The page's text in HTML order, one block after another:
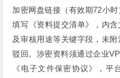
加密网盘链接（有效期72小
填写《资料提交清单》，内含
及审核用途等关键字段，未
驳回。涉密资料须通过企业
《电子文件保密协议》，平